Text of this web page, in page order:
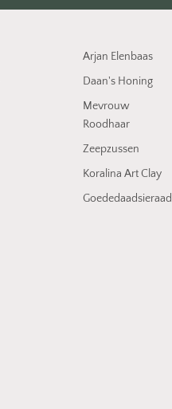
Arjan Elenbaas
Daan's Honing
Mevrouw
Roodhaar
Zeepzussen
Koralina Art Clay
Goededaadsieraad